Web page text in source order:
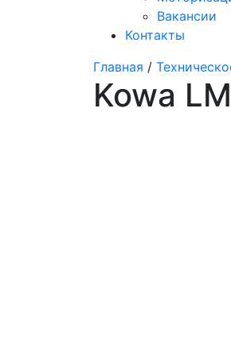
Вакансии
Контакты
Главная /
Kowa